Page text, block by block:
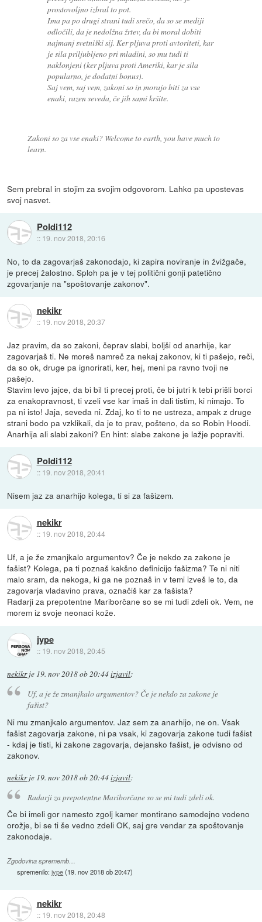
prostovoljno izbral to pot.
Ima pa po drugi strani tudi srečo, da so se mediji
odločili, da je nedolžna žrtev, da bi moral dobiti
najmanj svetniški sij. Ker pljuva proti avtoriteti, kar
je sila priljubljeno pri mladini, so mu tudi ti
naklonjeni (ker pljuva proti Ameriki, kar je sila
popularno, je dodatni bonus).
Saj vem, saj vem, zakoni so in morajo biti za vse
enaki, razen seveda, če jih sami kršite.
Zakoni so za vse enaki? Welcome to earth, you have much to
learn.
Sem prebral in stojim za svojim odgovorom. Lahko pa upostevas
svoj nasvet.
Poldi112
:: 19. nov 2018, 20:16
No, to da zagovarjaš zakonodajo, ki zapira noviranje in žvižgače,
je precej žalostno. Sploh pa je v tej politični gonji patetično
zgovarjanje na "spoštovanje zakonov".
nekikr
:: 19. nov 2018, 20:37
Jaz pravim, da so zakoni, čeprav slabi, boljši od anarhije, kar
zagovarjaš ti. Ne moreš namreč za nekaj zakonov, ki ti pašejo, reči,
da so ok, druge pa ignorirati, ker, hej, meni pa ravno tvoji ne
pašejo.
Stavim levo jajce, da bi bil ti precej proti, če bi jutri k tebi prišli borci
za enakopravnost, ti vzeli vse kar imaš in dali tistim, ki nimajo. To
pa ni isto! Jaja, seveda ni. Zdaj, ko ti to ne ustreza, ampak z druge
strani bodo pa vzklikali, da je to prav, pošteno, da so Robin Hoodi.
Anarhija ali slabi zakoni? En hint: slabe zakone je lažje popraviti.
Poldi112
:: 19. nov 2018, 20:41
Nisem jaz za anarhijo kolega, ti si za fašizem.
nekikr
:: 19. nov 2018, 20:44
Uf, a je že zmanjkalo argumentov? Če je nekdo za zakone je
fašist? Kolega, pa ti poznaš kakšno definicijo fašizma? Te ni niti
malo sram, da nekoga, ki ga ne poznaš in v temi izveš le to, da
zagovarja vladavino prava, označiš kar za fašista?
Radarji za prepotentne Mariborčane so se mi tudi zdeli ok. Vem, ne
morem iz svoje neonaci kože.
jype
:: 19. nov 2018, 20:45
nekikrje 19. nov 2018 ob 20:44izjavil:
Uf, a je že zmanjkalo argumentov? Če je nekdo za zakone je
fašist?
Ni mu zmanjkalo argumentov. Jaz sem za anarhijo, ne on. Vsak
fašist zagovarja zakone, ni pa vsak, ki zagovarja zakone tudi fašist
- kdaj je tisti, ki zakone zagovarja, dejansko fašist, je odvisno od
zakonov.
nekikrje 19. nov 2018 ob 20:44izjavil:
Radarji za prepotentne Mariborčane so se mi tudi zdeli ok.
Če bi imeli gor namesto zgolj kamer montirano samodejno vodeno
orožje, bi se ti še vedno zdeli OK, saj gre vendar za spoštovanje
zakonodaje.
Zgodovina sprememb…
spremenilo:jype(19. nov 2018 ob 20:47)
nekikr
:: 19. nov 2018, 20:48